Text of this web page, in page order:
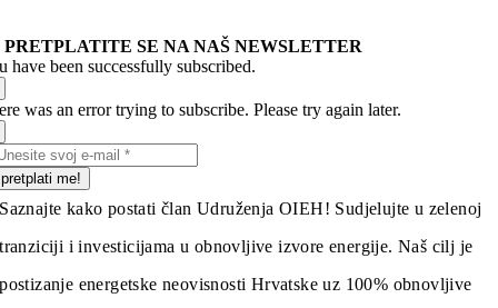
PRETPLATITE SE NA NAŠ NEWSLETTER
have been successfully subscribed.
was an error trying to subscribe. Please try again later.
pretplati me!
Saznajte kako postati član Udruženja OIEH! Sudjelujte u zelenoj
tranziciji i investicijama u obnovljive izvore energije. Naš cilj je
postizanje energetske neovisnosti Hrvatske uz 100% obnovljive